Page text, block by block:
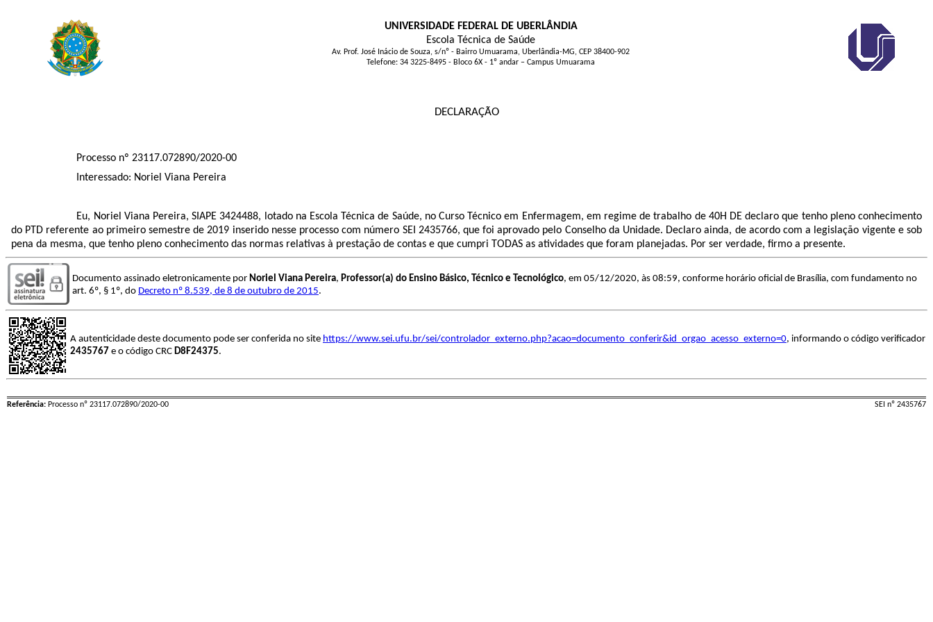
UNIVERSIDADE FEDERAL DE UBERLÂNDIA
Escola Técnica de Saúde
Av. Prof. José Inácio de Souza, s/nº - Bairro Umuarama, Uberlândia-MG, CEP 38400-902
Telefone: 34 3225-8495 - Bloco 6X - 1º andar – Campus Umuarama
DECLARAÇÃO
Processo nº 23117.072890/2020-00
Interessado: Noriel Viana Pereira
Eu, Noriel Viana Pereira, SIAPE 3424488, lotado na Escola Técnica de Saúde, no Curso Técnico em Enfermagem, em regime de trabalho de 40H DE declaro que tenho pleno conhecimento
do PTD referente ao primeiro semestre de 2019 inserido nesse processo com número SEI 2435766, que foi aprovado pelo Conselho da Unidade. Declaro ainda, de acordo com a legislação vigente e sob
pena da mesma, que tenho pleno conhecimento das normas relativas à prestação de contas e que cumpri TODAS as atividades que foram planejadas. Por ser verdade, firmo a presente.
Documento assinado eletronicamente por Noriel Viana Pereira, Professor(a) do Ensino Básico, Técnico e Tecnológico, em 05/12/2020, às 08:59, conforme horário oficial de Brasília, com fundamento no
art. 6º, § 1º, do Decreto nº 8.539, de 8 de outubro de 2015.
A autenticidade deste documento pode ser conferida no site https://www.sei.ufu.br/sei/controlador_externo.php?acao=documento_conferir&id_orgao_acesso_externo=0, informando o código verificador
2435767 e o código CRC D8F24375.
Referência: Processo nº 23117.072890/2020-00 SEI nº 2435767